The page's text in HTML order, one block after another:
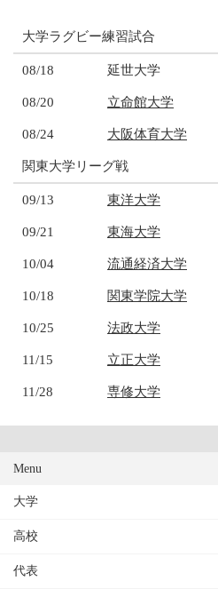
大学ラグビー練習試合
08/18 延世大学
08/20 立命館大学
08/24 大阪体育大学
関東大学リーグ戦
09/13 東洋大学
09/21 東海大学
10/04 流通経済大学
10/18 関東学院大学
10/25 法政大学
11/15 立正大学
11/28 専修大学
Menu
大学
高校
代表